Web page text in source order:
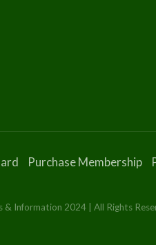
Purchase Membership
& Information 2024 | All Rights